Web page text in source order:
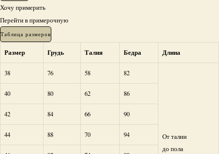
Эври
Хочу примерить
Перейти в примерочную
Таблица размеров
Размер Грудь Талия Бедра Длина
38 76 58 82
От талии
до пола
40 80 62 86
42 84 66 90
44 88 70 94